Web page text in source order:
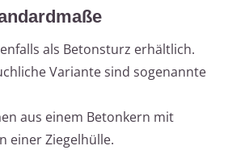
als Betonsturz erhältlich.
Variante sind sogenannte
aus einem Betonkern mit
einer Ziegelhülle.